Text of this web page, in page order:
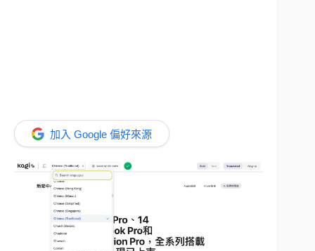
加入 Google 偏好來源